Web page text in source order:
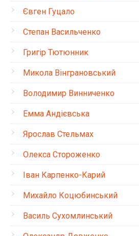
Євген Гуцало
Степан Васильченко
Григір Тютюнник
Микола Вінграновський
Володимир Винниченко
Емма Андієвська
Ярослав Стельмах
Олекса Стороженко
Іван Карпенко-Карий
Михайло Коцюбинський
Василь Сухомлинський